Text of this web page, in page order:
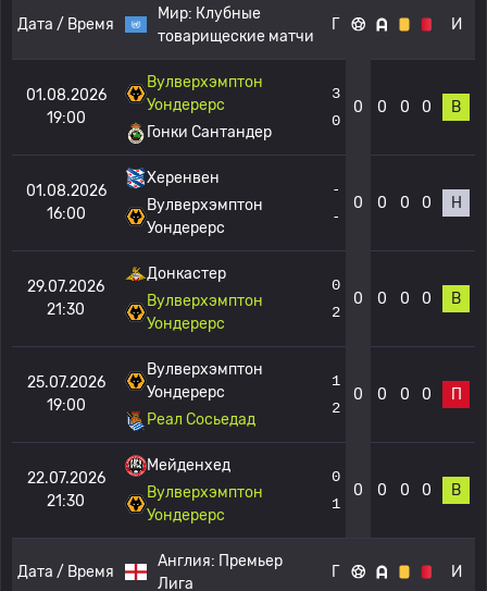
Дата / Время
Мир: Клубные
товарищеские матчи
Г И
01.08.2026
19:00
Вулверхэмптон
Уондерерс
Гонки Сантандер
3
0
0 0 0 0 В
01.08.2026
16:00
Херенвен
Вулверхэмптон
Уондерерс
-
-
0 0 0 0 Н
29.07.2026
21:30
Донкастер
Вулверхэмптон
Уондерерс
0
2
0 0 0 0 В
25.07.2026
19:00
Вулверхэмптон
Уондерерс
Реал Сосьедад
1
2
0 0 0 0 П
22.07.2026
21:30
Мейденхед
Вулверхэмптон
Уондерерс
0
1
0 0 0 0 В
Дата / Время
Англия: Премьер
Лига
Г И